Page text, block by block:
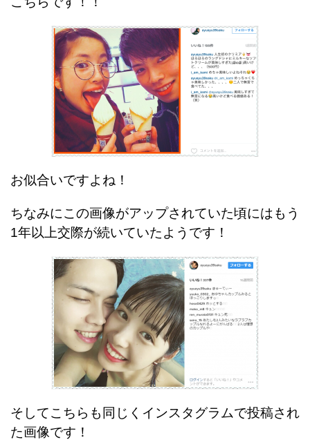
お似合いですよね！
ちなみにこの画像がアップされていた頃にはもう
1年以上交際が続いていたようです！
そしてこちらも同じくインスタグラムで投稿され
た画像です！